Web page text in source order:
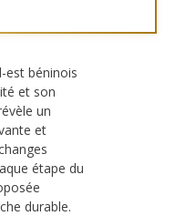
est béninois
et son
un
et
étape du
durable.